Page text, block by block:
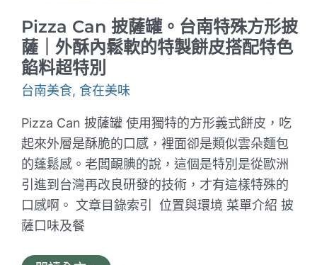
疫
期
間
限
定
Pizza Can 披薩罐。台南特殊方形披
薩｜外酥內鬆軟的特製餅皮搭配特色
餡料超特別
台南美食, 食在美味
Pizza Can 披薩罐 使用獨特的方形義式餅皮，吃
起來外層是酥脆的口感，裡面卻是類似雲朵麵包
的蓬鬆感。老闆靦腆的說，這個是特別是從歐洲
引進到台灣再改良研發的技術，才有這樣特殊的
口感啊。 文章目錄索引 位置與環境 菜單介紹 披
薩口味及餐